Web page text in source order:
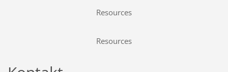
Resources
Resources